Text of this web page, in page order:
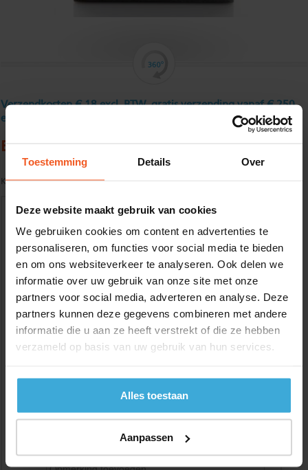
Toestemming Details Over
Deze website maakt gebruik van cookies
We gebruiken cookies om content en advertenties te
personaliseren, om functies voor social media te bieden
en om ons websiteverkeer te analyseren. Ook delen we
informatie over uw gebruik van onze site met onze
partners voor social media, adverteren en analyse. Deze
partners kunnen deze gegevens combineren met andere
informatie die u aan ze heeft verstrekt of die ze hebben
verzameld op basis van uw gebruik van hun services.
Alles toestaan
Aanpassen
Verzendkosten € 18 excl. BTW, gratis verzending vanaf € 250
excl. BTW
Buisprofiel, ongebeitst 30 x 30 x 3 mm
Kwaliteit: S235JRH volgens EN10219
Gewenste
lengtemaat in
(max. 2000 mm)
+/- 2 mm lengtetolerantie
Materiaalkosten
Alle bedragen zijn excl. 21% BTW